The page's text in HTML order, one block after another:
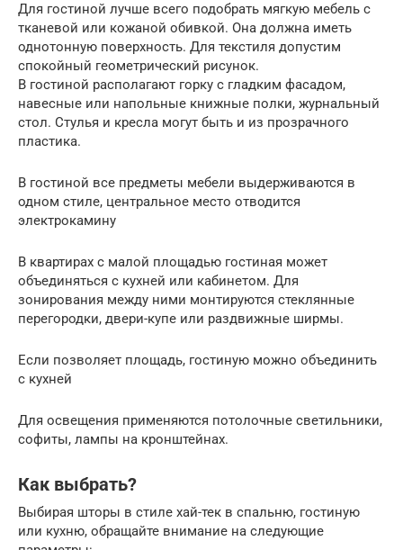
Для гостиной лучше всего подобрать мягкую мебель с
тканевой или кожаной обивкой. Она должна иметь
однотонную поверхность. Для текстиля допустим
спокойный геометрический рисунок.
В гостиной располагают горку с гладким фасадом,
навесные или напольные книжные полки, журнальный
стол. Стулья и кресла могут быть и из прозрачного
пластика.
В гостиной все предметы мебели выдерживаются в
одном стиле, центральное место отводится
электрокамину
В квартирах с малой площадью гостиная может
объединяться с кухней или кабинетом. Для
зонирования между ними монтируются стеклянные
перегородки, двери-купе или раздвижные ширмы.
Если позволяет площадь, гостиную можно объединить
с кухней
Для освещения применяются потолочные светильники,
софиты, лампы на кронштейнах.
Как выбрать?
Выбирая шторы в стиле хай-тек в спальню, гостиную
или кухню, обращайте внимание на следующие